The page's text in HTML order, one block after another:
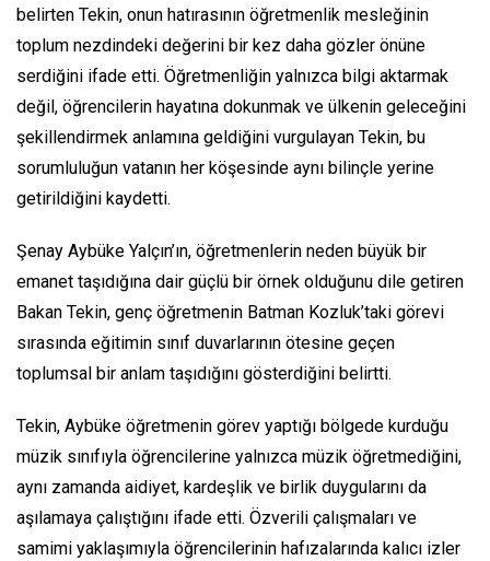
belirten Tekin, onun hatırasının öğretmenlik mesleğinin
toplum nezdindeki değerini bir kez daha gözler önüne
serdiğini ifade etti. Öğretmenliğin yalnızca bilgi aktarmak
değil, öğrencilerin hayatına dokunmak ve ülkenin geleceğini
şekillendirmek anlamına geldiğini vurgulayan Tekin, bu
sorumluluğun vatanın her köşesinde aynı bilinçle yerine
getirildiğini kaydetti.
Şenay Aybüke Yalçın’ın, öğretmenlerin neden büyük bir
emanet taşıdığına dair güçlü bir örnek olduğunu dile getiren
Bakan Tekin, genç öğretmenin Batman Kozluk’taki görevi
sırasında eğitimin sınıf duvarlarının ötesine geçen
toplumsal bir anlam taşıdığını gösterdiğini belirtti.
Tekin, Aybüke öğretmenin görev yaptığı bölgede kurduğu
müzik sınıfıyla öğrencilerine yalnızca müzik öğretmediğini,
aynı zamanda aidiyet, kardeşlik ve birlik duygularını da
aşılamaya çalıştığını ifade etti. Özverili çalışmaları ve
samimi yaklaşımıyla öğrencilerinin hafızalarında kalıcı izler